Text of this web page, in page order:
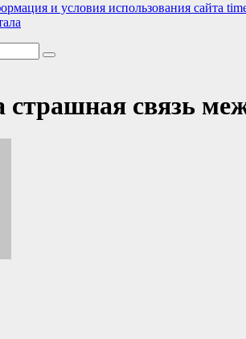
и условия использования сайта
страшная связь